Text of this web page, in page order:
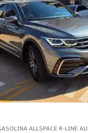
ALLSPACE R-LINE